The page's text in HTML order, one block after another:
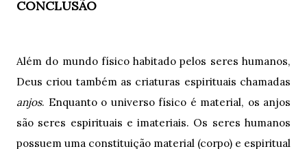
CONCLUSÃO
Além do mundo físico habitado pelos seres humanos,
Deus criou também as criaturas espirituais chamadas
anjos. Enquanto o universo físico é material, os anjos
são seres espirituais e imateriais. Os seres humanos
possuem uma constituição material (corpo) e espiritual